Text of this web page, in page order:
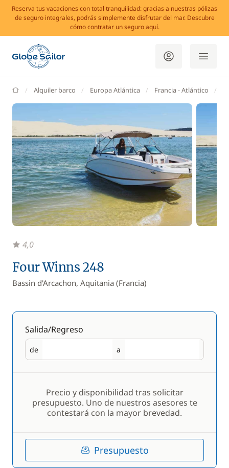
Reserva tus vacaciones con total tranquilidad: gracias a nuestras pólizas
de seguro integrales, podrás simplemente disfrutar del mar. Descubre
cómo contratar un seguro aquí.
GlobeSailor
Alquiler barco Europa Atlántica Francia - Atlántico
Four Winns 248
Bassin d'Arcachon, Aquitania (Francia)
4,0
Salida/Regreso
de
Salida a
Regreso
Precio y disponibilidad tras solicitar
presupuesto. Uno de nuestros asesores te
contestará con la mayor brevedad.
Presupuesto